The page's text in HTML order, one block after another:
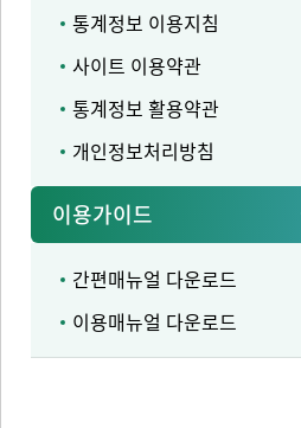
통계정보 이용지침
사이트 이용약관
통계정보 활용약관
개인정보처리방침
이용가이드
간편매뉴얼 다운로드
이용매뉴얼 다운로드